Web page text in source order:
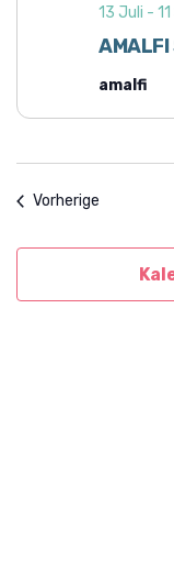
AMALFI
13 Juli -
amalfi
Vorherige